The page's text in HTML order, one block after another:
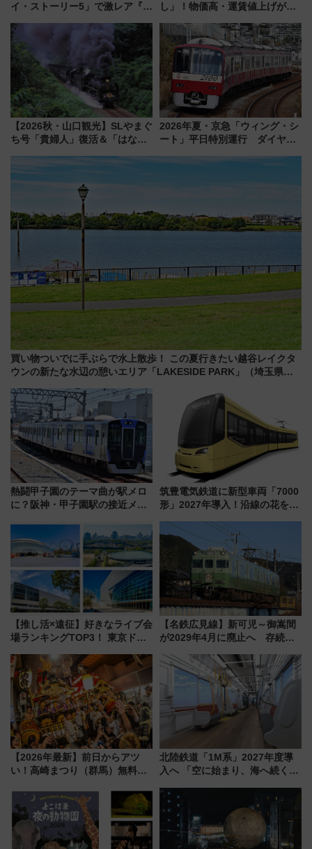
イ・ストーリー5」で激レア『ロ
デコレーションも徹底解説
し」！物価高・運賃値上げが財
りたいけど……【WILLER お盆
帰省動向調査】
【2026秋・山口観光】SLやまぐ
ち号「貴婦人」復活＆「はなあ
注目観光列車まとめ きっぷの取
り方は？
2026年夏・京急「ウィング・シ
ート」平日特別運行 ダイヤ・
買い物ついでに手ぶらで水上散歩！ この夏行きたい越谷レイクタ
ウンの新たな水辺の憩いエリア「LAKESIDE PARK」（埼玉県越
熱闘甲子園のテーマ曲が駅メロ
に？阪神・甲子園駅の接近メロ
谷実アレンジの特別仕様へ、8月
5日始発から
筑豊電気鉄道に新型車両「7000
形」2027年導入！沿線の花をイ
内は落ち着いたゆとりある空間
【推し活×遠征】好きなライブ会
場ランキングTOP3！ 東京ドー
由と交通アクセス術、ライブ会
場に何を求める？
【名鉄広見線】新可児～御嵩間
が2029年4月に廃止へ 存続協
【2026年最新】前日からアツ
い！高崎まつり（群馬）無料観
しまで
北陸鉄道「1M系」2027年度導
入へ 「空に始まり、海へ続く」
神秘的なデザイン